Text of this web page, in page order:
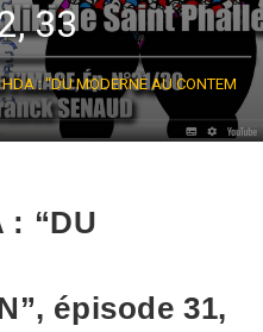
33
: “DU MODERNE AU
: “DU
épisode 31,